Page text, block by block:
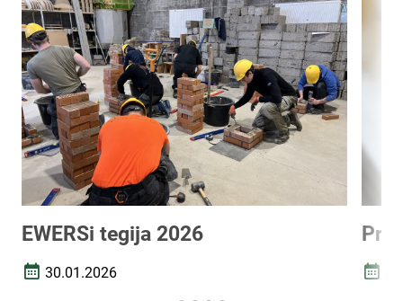
EWERSi tegija 2026
Loomise kuupäev
30.01.2026